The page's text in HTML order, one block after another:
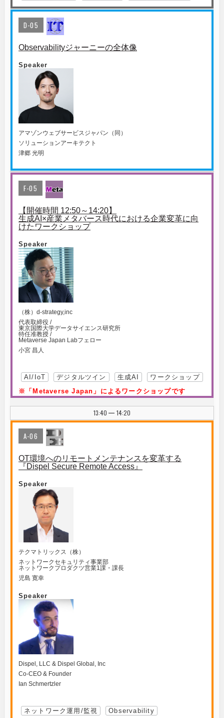
D-05
Observabilityジャーニーの全体像
Speaker
アマゾンウェブサービスジャパン（同）
ソリューションアーキテクト
津郷 光明
F-05
【開催時間 12:50～14:20】
生成AI×産業メタバース時代における企業変革に向
けたワークショップ
Speaker
（株）d-strategy,inc
代表取締役 /
東京国際大学データサイエンス研究所
特任准教授 /
Metaverse Japan Labフェロー
小宮 昌人
AI/IoT デジタルツイン 生成AI
ワークショップ
※「Metaverse Japan」によるワークショップです
13:40 | 14:20
A-06
OT環境へのリモートメンテナンスを変革する
『Dispel Secure Remote Access』
Speaker
テクマトリックス（株）
ネットワークセキュリティ事業部
ネットワークプロダクツ営業1課・課長
児島 寛幸
Speaker
Dispel, LLC & Dispel Global, Inc
Co-CEO & Founder
Ian Schmertzler
ネットワーク運用/監視 Observability